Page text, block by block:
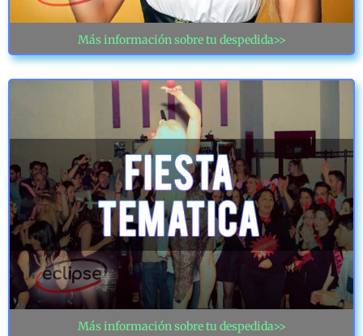
Más información sobre tu despedida>>
Más información sobre tu despedida>>